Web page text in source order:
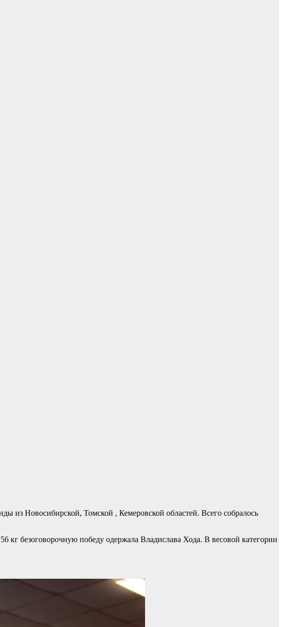
из Новосибирской, Томской , Кемеровской областей. Всего собралось
кг безоговорочную победу одержала Владислава Хода. В весовой категории